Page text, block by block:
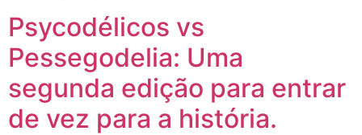
Psycodélicos vs
Pessegodelia: Uma
segunda edição para entrar
de vez para a história.